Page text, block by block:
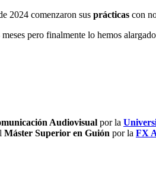
2024 comenzaron sus prácticas con
pero finalmente lo hemos
Audiovisual por la
Máster Superior en Guión por la FX